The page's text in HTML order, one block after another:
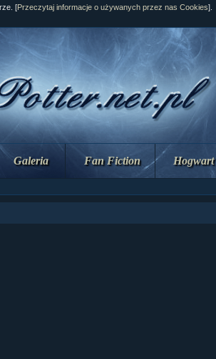
Galeria Fan Fiction Hogwart
[Przeczytaj informacje o używanych przez nas Cookies].